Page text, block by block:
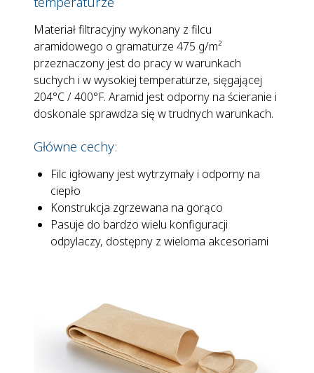
Materiał filtracyjny wykonany z filcu
aramidowego o gramaturze 475 g/m²
przeznaczony jest do pracy w warunkach
suchych i w wysokiej temperaturze, sięgającej
204°C / 400°F. Aramid jest odporny na ścieranie i
doskonale sprawdza się w trudnych warunkach.
Główne cechy:
Filc igłowany jest wytrzymały i odporny na
ciepło
Konstrukcja zgrzewana na gorąco
Pasuje do bardzo wielu konfiguracji
odpylaczy, dostępny z wieloma akcesoriami